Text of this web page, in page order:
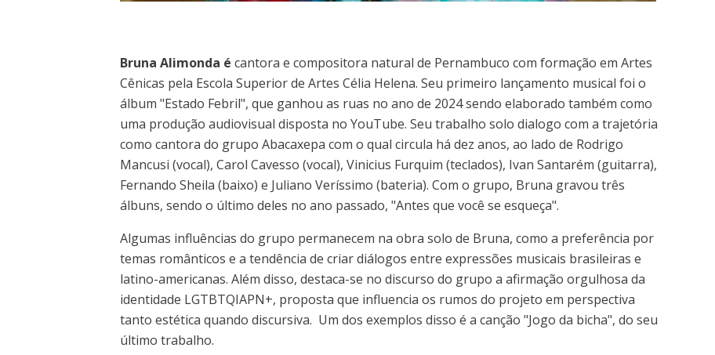
Bruna Alimonda é cantora e compositora natural de Pernambuco com formação em Artes
Cênicas pela Escola Superior de Artes Célia Helena. Seu primeiro lançamento musical foi o
álbum "Estado Febril", que ganhou as ruas no ano de 2024 sendo elaborado também como
uma produção audiovisual disposta no YouTube. Seu trabalho solo dialogo com a trajetória
como cantora do grupo Abacaxepa com o qual circula há dez anos, ao lado de Rodrigo
Mancusi (vocal), Carol Cavesso (vocal), Vinicius Furquim (teclados), Ivan Santarém (guitarra),
Fernando Sheila (baixo) e Juliano Veríssimo (bateria). Com o grupo, Bruna gravou três
álbuns, sendo o último deles no ano passado, "Antes que você se esqueça".
Algumas influências do grupo permanecem na obra solo de Bruna, como a preferência por
temas românticos e a tendência de criar diálogos entre expressões musicais brasileiras e
latino-americanas. Além disso, destaca-se no discurso do grupo a afirmação orgulhosa da
identidade LGTBTQIAPN+, proposta que influencia os rumos do projeto em perspectiva
tanto estética quando discursiva. Um dos exemplos disso é a canção "Jogo da bicha", do seu
último trabalho.